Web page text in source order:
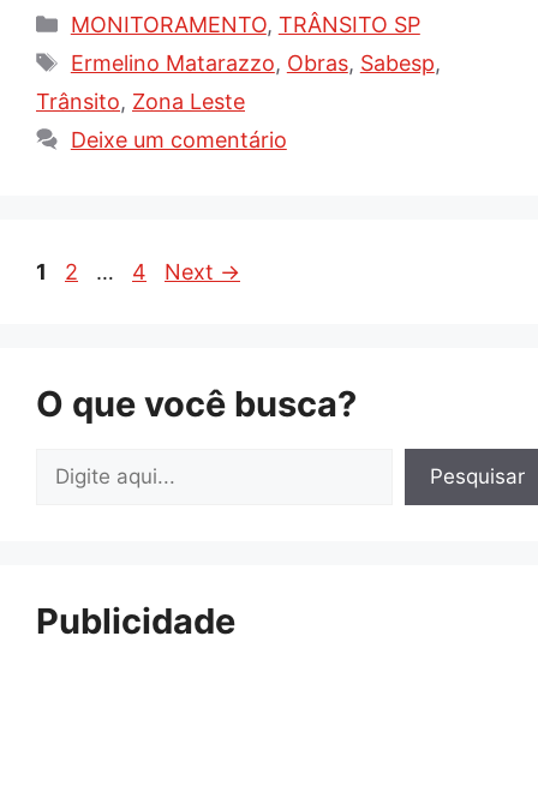
Categorias
MONITORAMENTO, TRÂNSITO SP
Tags
Ermelino Matarazzo, Obras, Sabesp,
Trânsito, Zona Leste
Deixe um comentário
Page
1 Page
2 … Page
4 Next →
O que você busca?
Pesquisar Pesquisar
Publicidade